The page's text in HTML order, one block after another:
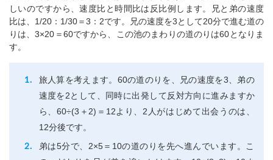
しいのですから、速度比と時間比は反比例します。兄と弟の速度
比は、1/20：1/30＝3：2です。兄の速度を3として20分で進む道の
りは、3×20＝60ですから、この池のまわりの道のりは60となりま
す。
旅人算を考えます。60の道のりを、兄の速度を3、弟の
速度を2として、同時に出発して反対方向に進みますか
ら、60÷(3＋2)＝12より、2人がはじめて出会うのは、
12分後です。
弟は5分で、2×5＝10の道のりを先へ進んでいます。こ